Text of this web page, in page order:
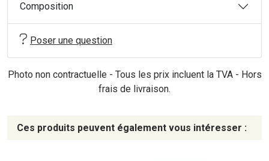
Composition
Poser une question
Photo non contractuelle - Tous les prix incluent la TVA - Hors
frais de livraison.
Ces produits peuvent également vous intéresser :